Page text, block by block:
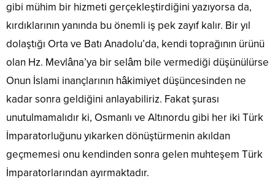
gibi mühim bir hizmeti gerçekleştirdiğini yazıyorsa da,
kırdıklarının yanında bu önemli iş pek zayıf kalır. Bir yıl
dolaştığı Orta ve Batı Anadolu’da, kendi toprağının ürünü
olan Hz. Mevlâna’ya bir selâm bile vermediği düşünülürse
Onun İslami inançlarının hâkimiyet düşüncesinden ne
kadar sonra geldiğini anlayabiliriz. Fakat şurası
unutulmamalıdır ki, Osmanlı ve Altınordu gibi her iki Türk
İmparatorluğunu yıkarken dönüştürmenin akıldan
geçmemesi onu kendinden sonra gelen muhteşem Türk
İmparatorlarından ayırmaktadır.